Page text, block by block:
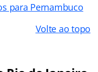
para Pernambuco
Volte ao topo